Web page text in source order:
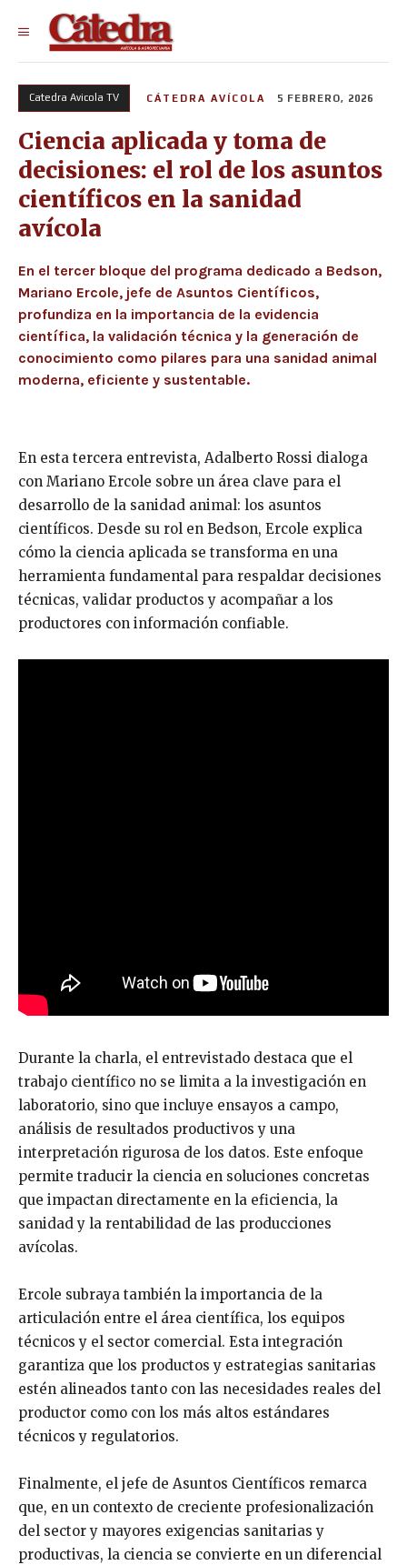
Catedra Avicola TV CÁTEDRA AVÍCOLA 5 FEBRERO, 2026
Ciencia aplicada y toma de
decisiones: el rol de los asuntos
científicos en la sanidad
avícola
En el tercer bloque del programa dedicado a Bedson,
Mariano Ercole, jefe de Asuntos Científicos,
profundiza en la importancia de la evidencia
científica, la validación técnica y la generación de
conocimiento como pilares para una sanidad animal
moderna, eficiente y sustentable.
En esta tercera entrevista, Adalberto Rossi dialoga
con Mariano Ercole sobre un área clave para el
desarrollo de la sanidad animal: los asuntos
científicos. Desde su rol en Bedson, Ercole explica
cómo la ciencia aplicada se transforma en una
herramienta fundamental para respaldar decisiones
técnicas, validar productos y acompañar a los
productores con información confiable.
Durante la charla, el entrevistado destaca que el
trabajo científico no se limita a la investigación en
laboratorio, sino que incluye ensayos a campo,
análisis de resultados productivos y una
interpretación rigurosa de los datos. Este enfoque
permite traducir la ciencia en soluciones concretas
que impactan directamente en la eficiencia, la
sanidad y la rentabilidad de las producciones
avícolas.
Ercole subraya también la importancia de la
articulación entre el área científica, los equipos
técnicos y el sector comercial. Esta integración
garantiza que los productos y estrategias sanitarias
estén alineados tanto con las necesidades reales del
productor como con los más altos estándares
técnicos y regulatorios.
Finalmente, el jefe de Asuntos Científicos remarca
que, en un contexto de creciente profesionalización
del sector y mayores exigencias sanitarias y
productivas, la ciencia se convierte en un diferencial